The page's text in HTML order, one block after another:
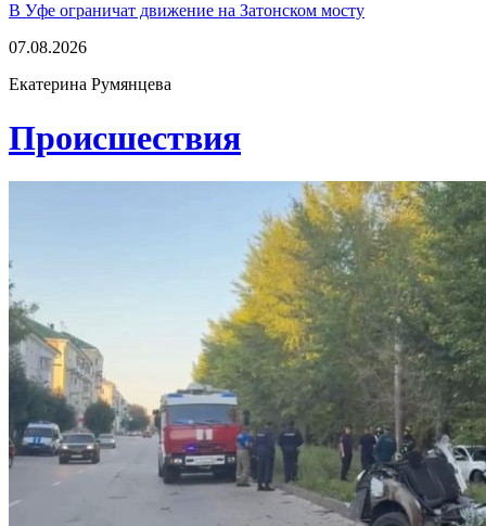
В Уфе ограничат движение на Затонском мосту
07.08.2026
Екатерина Румянцева
Проиcшествия